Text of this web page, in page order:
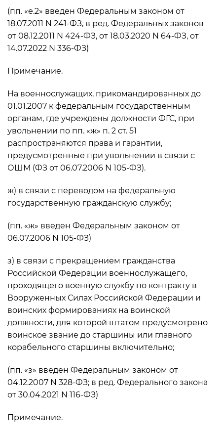
(пп. «е.2» введен Федеральным законом от
18.07.2011 N 241-ФЗ, в ред. Федеральных законов
от 08.12.2011 N 424-ФЗ, от 18.03.2020 N 64-ФЗ, от
14.07.2022 N 336-ФЗ)
Примечание.
На военнослужащих, прикомандированных до
01.01.2007 к федеральным государственным
органам, где учреждены должности ФГС, при
увольнении по пп. «ж» п. 2 ст. 51
распространяются права и гарантии,
предусмотренные при увольнении в связи с
ОШМ (ФЗ от 06.07.2006 N 105-ФЗ).
ж) в связи с переводом на федеральную
государственную гражданскую службу;
(пп. «ж» введен Федеральным законом от
06.07.2006 N 105-ФЗ)
з) в связи с прекращением гражданства
Российской Федерации военнослужащего,
проходящего военную службу по контракту в
Вооруженных Силах Российской Федерации и
воинских формированиях на воинской
должности, для которой штатом предусмотрено
воинское звание до старшины или главного
корабельного старшины включительно;
(пп. «з» введен Федеральным законом от
04.12.2007 N 328-ФЗ; в ред. Федерального закона
от 30.04.2021 N 116-ФЗ)
Примечание.